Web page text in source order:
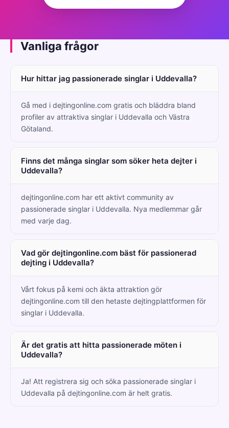
Vanliga frågor
Hur hittar jag passionerade singlar i Uddevalla?
Gå med i dejtingonline.com gratis och bläddra bland
profiler av attraktiva singlar i Uddevalla och Västra
Götaland.
Finns det många singlar som söker heta dejter i
Uddevalla?
dejtingonline.com har ett aktivt community av
passionerade singlar i Uddevalla. Nya medlemmar går
med varje dag.
Vad gör dejtingonline.com bäst för passionerad
dejting i Uddevalla?
Vårt fokus på kemi och äkta attraktion gör
dejtingonline.com till den hetaste dejtingplattformen för
singlar i Uddevalla.
Är det gratis att hitta passionerade möten i
Uddevalla?
Ja! Att registrera sig och söka passionerade singlar i
Uddevalla på dejtingonline.com är helt gratis.